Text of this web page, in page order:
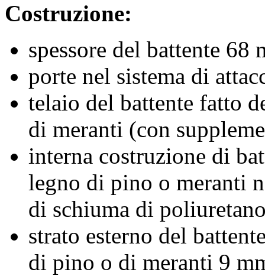
Costruzione:
spessore del battente 68
porte nel sistema di
telaio del battente fatto
di meranti (con
interna costruzione di
legno di pino o meranti
di schiuma di
strato esterno del
di pino o di meranti 9